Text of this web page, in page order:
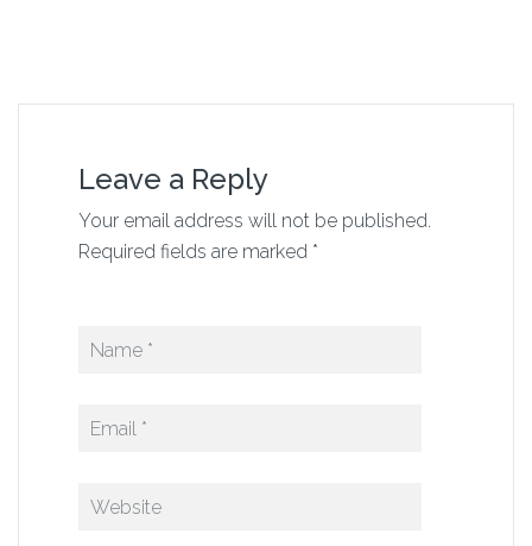
Leave a Reply
Your email address will not be published.
Required fields are marked *